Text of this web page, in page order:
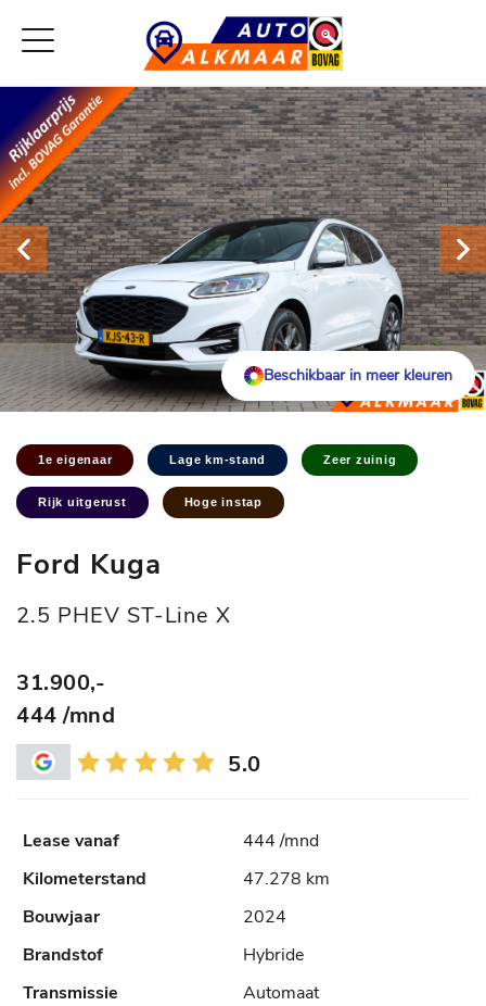
Beschikbaar in meer kleuren
1e eigenaar Lage km-stand Zeer zuinig
Rijk uitgerust Hoge instap
Ford Kuga
2.5 PHEV ST-Line X
31.900,-
444 /mnd
5.0
444 /mnd
47.278 km
2024
Hybride
Automaat